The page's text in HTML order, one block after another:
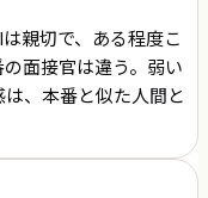
親切で、ある程度こ
面接官は違う。弱い
、本番と似た人間と